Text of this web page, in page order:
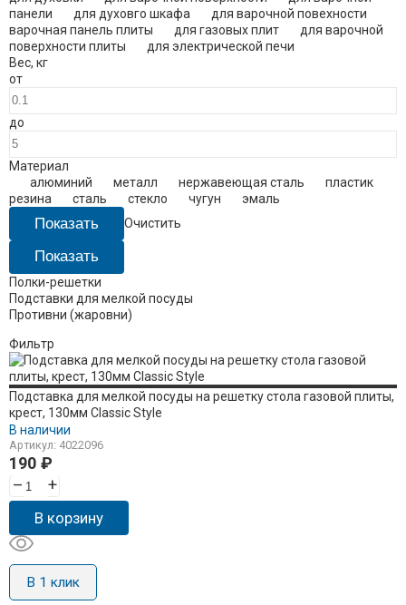
панели
для духовго шкафа
для варочной повехности
варочная панель плиты
для газовых плит
для варочной
поверхности плиты
для электрической печи
Вес, кг
от
до
Материал
алюминий
металл нержавеющая сталь
пластик
резина
сталь стекло чугун
эмаль
Очистить
Полки-решетки
Подставки для мелкой посуды
Противни (жаровни)
Фильтр
Подставка для мелкой посуды на решетку стола газовой плиты,
крест, 130мм Classic Style
В наличии
Артикул: 4022096
190 ₽
–
+
В корзину
В 1 клик